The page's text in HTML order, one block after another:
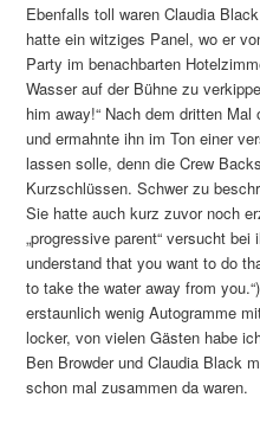
Ebenfalls toll waren Claudia
hatte ein witziges Panel, wo er
Party im benachbarten
Wasser auf der Bühne zu
him away!“ Nach dem dritten
und ermahnte ihn im Ton einer
lassen solle, denn die Crew
Kurzschlüssen. Schwer zu
Sie hatte auch kurz zuvor noch
„progressive parent“ versucht bei
understand that you want to do
to take the water away from
erstaunlich wenig Autogramme
locker, von vielen Gästen habe
Ben Browder und Claudia Black
schon mal zusammen da waren.